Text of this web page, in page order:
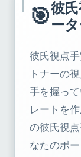
🎯彼
ー
彼氏視点
トナーの
手を握っ
レートを
の彼氏視
なたのポ